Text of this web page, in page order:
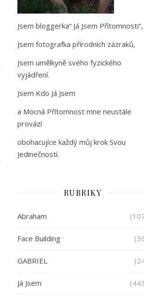
Jsem bloggerka“ Já Jsem Přítomnosti“,
Jsem fotografka přírodních zázraků,
Jsem umělkyně svého fyzického
vyjádření.
Jsem Kdo Já Jsem
a Mocná Přítomnost mne neustále
provází
obohacujíce každý můj krok Svou
Jedinečností.
RUBRIKY
Abraham
Face Building
GABRIEL
Já Jsem